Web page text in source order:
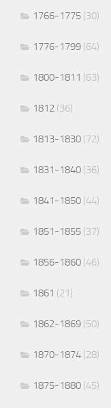
1766-1775 (30)
1776-1799 (64)
1800-1811 (63)
1812 (36)
1813-1830 (72)
1831-1840 (36)
1841-1850 (44)
1851-1855 (37)
1856-1860 (46)
1861 (21)
1862-1869 (50)
1870-1874 (28)
1875-1880 (45)